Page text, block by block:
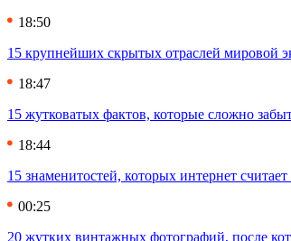
18:50
15 крупнейших скрытых отраслей мировой
18:47
15 жутковатых фактов, которые сложно
18:44
15 знаменитостей, которых интернет
00:25
20 жутких винтажных фотографий, после